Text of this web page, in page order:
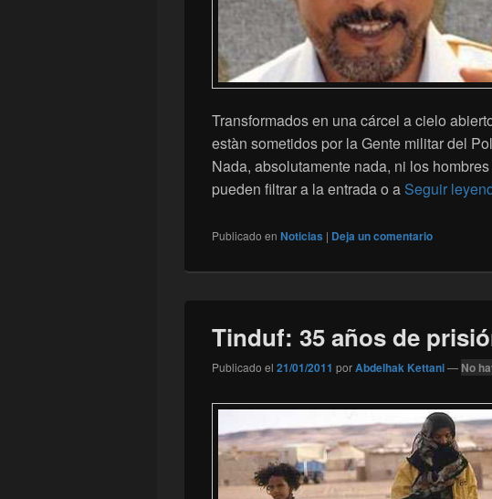
Transformados en una cárcel a cielo
estàn sometidos por la Gente militar del
Nada, absolutamente nada, ni los
pueden filtrar a la entrada o a Seguir
Publicado en Noticias | Deja un comentario
Tinduf: 35 años de
Publicado el 21/01/2011 porAbdelhak Kettani— No